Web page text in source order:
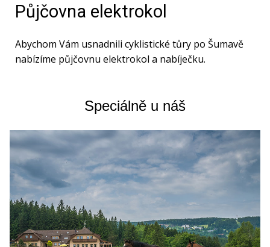
Půjčovna elektrokol
Abychom Vám usnadnili cyklistické tůry po Šumavě
nabízíme půjčovnu elektrokol a nabíječku.
Speciálně u náš